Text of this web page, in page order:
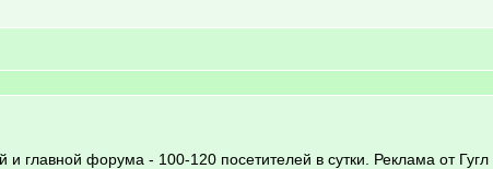
и главной форума - 100-120 посетителей в сутки. Реклама от